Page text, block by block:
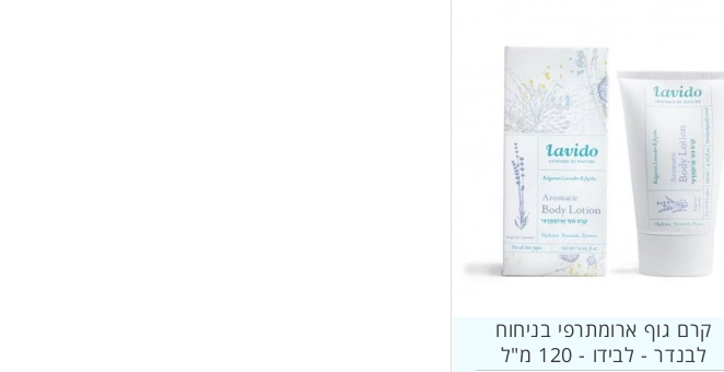
קרם גוף ארומתרפי בניחוח
לבנדר - לבידו - 120 מ"ל